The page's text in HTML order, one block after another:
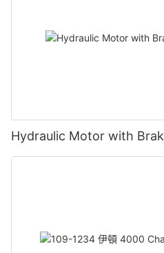
Hydraulic Motor with